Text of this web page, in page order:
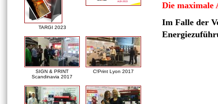
TARGI 2023
SIGN & PRINT
Scandinavia 2017
C!Print Lyon 2017
Die maximale
Im Falle der